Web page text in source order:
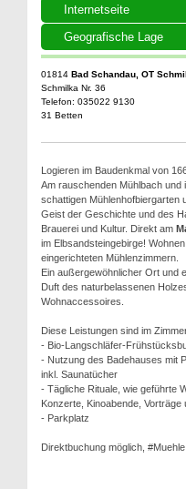
Internetseite
Geografische Lage
01814 Bad Schandau, OT
Schmilka Nr. 36
Telefon: 035022 9130
31 Betten
Logieren im Baudenkmal von
Am rauschenden Mühlbach und
schattigen Mühlenhofbiergarten
Geist der Geschichte und des
Brauerei und Kultur. Direkt am
im Elbsandsteingebirge!
eingerichteten Mühlenzimmern.
Ein außergewöhnlicher Ort und
Duft des naturbelassenen
Wohnaccessoires.
Diese Leistungen sind im
- Bio-Langschläfer-
- Nutzung des Badehauses mit
inkl. Saunatücher
- Tägliche Rituale, wie geführte
Konzerte, Kinoabende, Vorträge
- Parkplatz
Direktbuchung möglich, #Muehle